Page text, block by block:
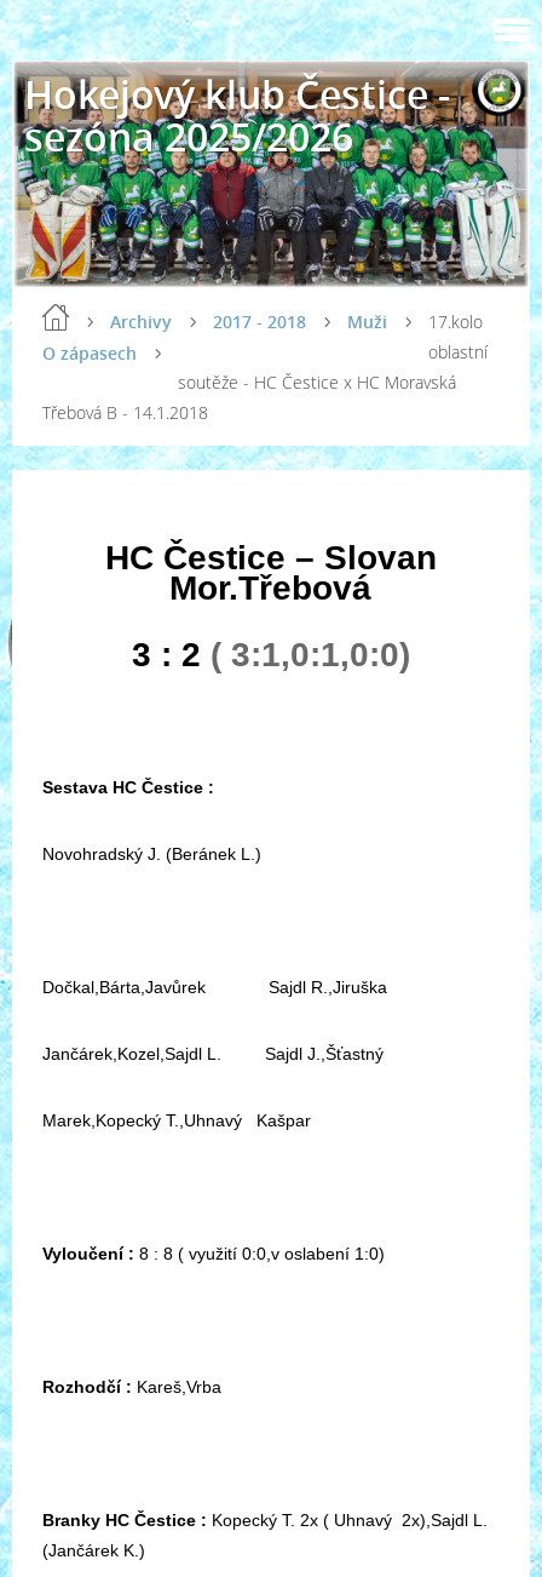
Hokejový klub Čestice -
sezóna 2025/2026
Archivy 2017 - 2018
Muži
O zápasech
17.kolo
oblastní
soutěže - HC Čestice x HC Moravská
Třebová B - 14.1.2018
HC Čestice – Slovan
Mor.Třebová
3 : 2 ( 3:1,0:1,0:0)
Sestava HC Čestice :
Novohradský J. (Beránek L.)
Dočkal,Bárta,Javůrek Sajdl R.,Jiruška
Jančárek,Kozel,Sajdl L. Sajdl J.,Šťastný
Marek,Kopecký T.,Uhnavý Kašpar
Vyloučení : 8 : 8 ( využití 0:0,v oslabení 1:0)
Rozhodčí : Kareš,Vrba
Branky HC Čestice : Kopecký T. 2x ( Uhnavý 2x),Sajdl L.
(Jančárek K.)